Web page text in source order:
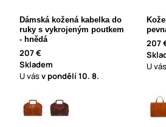
Dámská kožená kabelka do
ruky s vykrojeným poutkem
- hnědá
207 €
Skladem
U vásv pondělí10. 8.
207
U vás